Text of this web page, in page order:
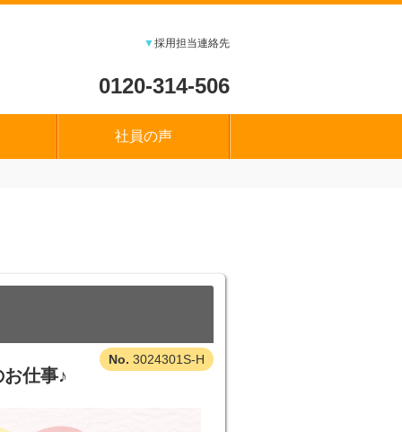
▼採用担当連絡先
0120-314-506
社員の声
3024301S-H
仕事♪